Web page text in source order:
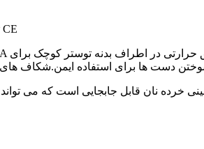
توستر دو تکه فلزی دو شکافی 2022 توستر دیجیتال تجاری 2 تکه عمیق با سبک زیبای پاپ آپ توستر نان با CE
خرده نان قابل جابجایی است که می